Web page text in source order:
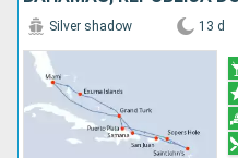
Silver shadow 13 d